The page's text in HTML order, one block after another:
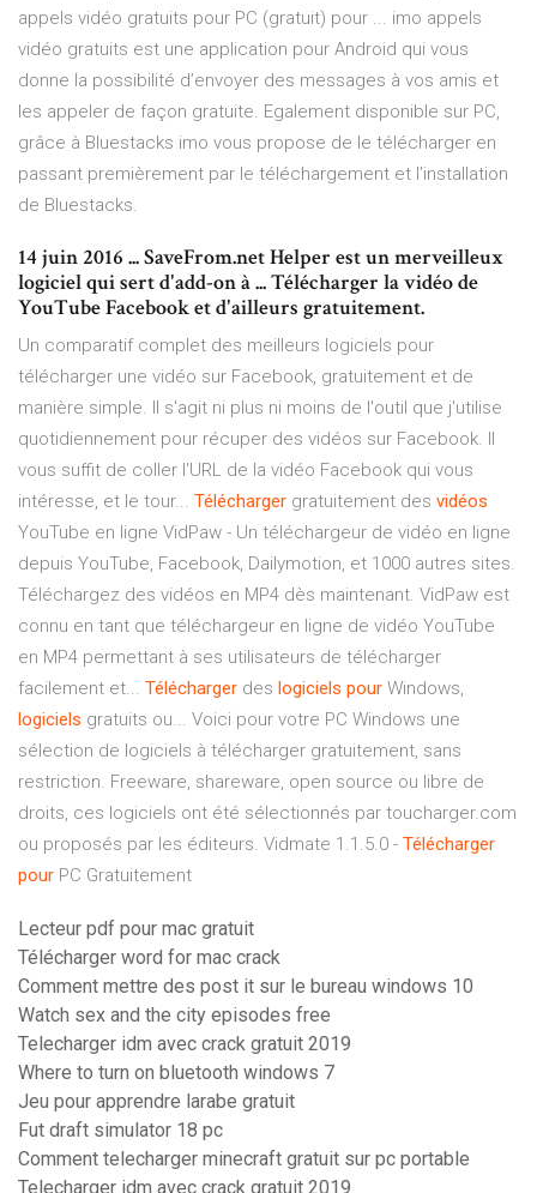
appels vidéo gratuits pour PC (gratuit) pour ... imo appels
vidéo gratuits est une application pour Android qui vous
donne la possibilité d’envoyer des messages à vos amis et
les appeler de façon gratuite. Egalement disponible sur PC,
grâce à Bluestacks imo vous propose de le télécharger en
passant premièrement par le téléchargement et l’installation
de Bluestacks.
14 juin 2016 ... SaveFrom.net Helper est un merveilleux
logiciel qui sert d'add-on à ... Télécharger la vidéo de
YouTube Facebook et d'ailleurs gratuitement.
Un comparatif complet des meilleurs logiciels pour
télécharger une vidéo sur Facebook, gratuitement et de
manière simple. Il s'agit ni plus ni moins de l'outil que j'utilise
quotidiennement pour récuper des vidéos sur Facebook. Il
vous suffit de coller l'URL de la vidéo Facebook qui vous
intéresse, et le tour... Télécharger gratuitement des vidéos
YouTube en ligne VidPaw - Un téléchargeur de vidéo en ligne
depuis YouTube, Facebook, Dailymotion, et 1000 autres sites.
Téléchargez des vidéos en MP4 dès maintenant. VidPaw est
connu en tant que téléchargeur en ligne de vidéo YouTube
en MP4 permettant à ses utilisateurs de télécharger
facilement et... Télécharger des logiciels pour Windows,
logiciels gratuits ou... Voici pour votre PC Windows une
sélection de logiciels à télécharger gratuitement, sans
restriction. Freeware, shareware, open source ou libre de
droits, ces logiciels ont été sélectionnés par toucharger.com
ou proposés par les éditeurs. Vidmate 1.1.5.0 - Télécharger
pour PC Gratuitement
Lecteur pdf pour mac gratuit
Télécharger word for mac crack
Comment mettre des post it sur le bureau windows 10
Watch sex and the city episodes free
Telecharger idm avec crack gratuit 2019
Where to turn on bluetooth windows 7
Jeu pour apprendre larabe gratuit
Fut draft simulator 18 pc
Comment telecharger minecraft gratuit sur pc portable
Telecharger idm avec crack gratuit 2019